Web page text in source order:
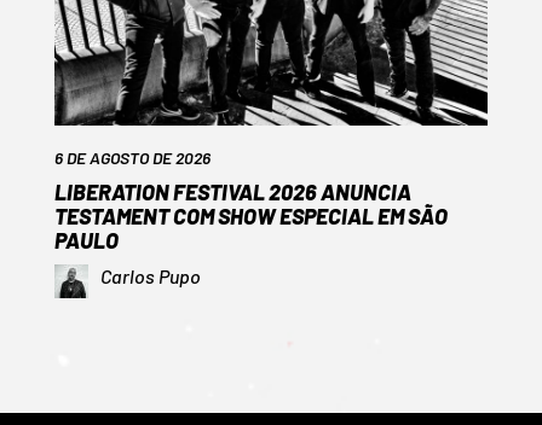
6 DE AGOSTO DE 2026
LIBERATION FESTIVAL 2026 ANUNCIA
TESTAMENT COM SHOW ESPECIAL EM SÃO
PAULO
Carlos Pupo